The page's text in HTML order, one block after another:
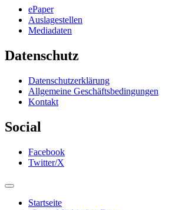
ePaper
Auslagestellen
Mediadaten
Datenschutz
Datenschutzerklärung
Allgemeine Geschäftsbedingungen
Kontakt
Social
Facebook
Twitter/X
Startseite